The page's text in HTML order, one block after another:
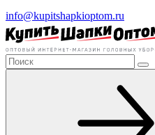
info@kupitshapkioptom.ru